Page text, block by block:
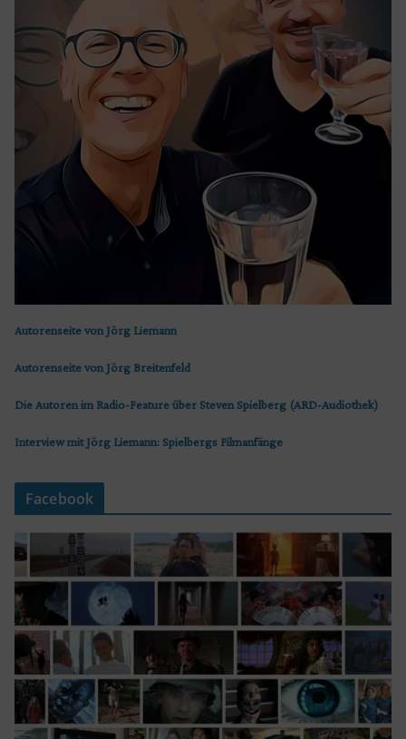
Autorenseite von Jörg Liemann
Autorenseite von Jörg Breitenfeld
Die Autoren im Radio-Feature über Steven Spielberg (ARD-Audiothek)
Interview mit Jörg Liemann: Spielbergs Filmanfänge
Facebook